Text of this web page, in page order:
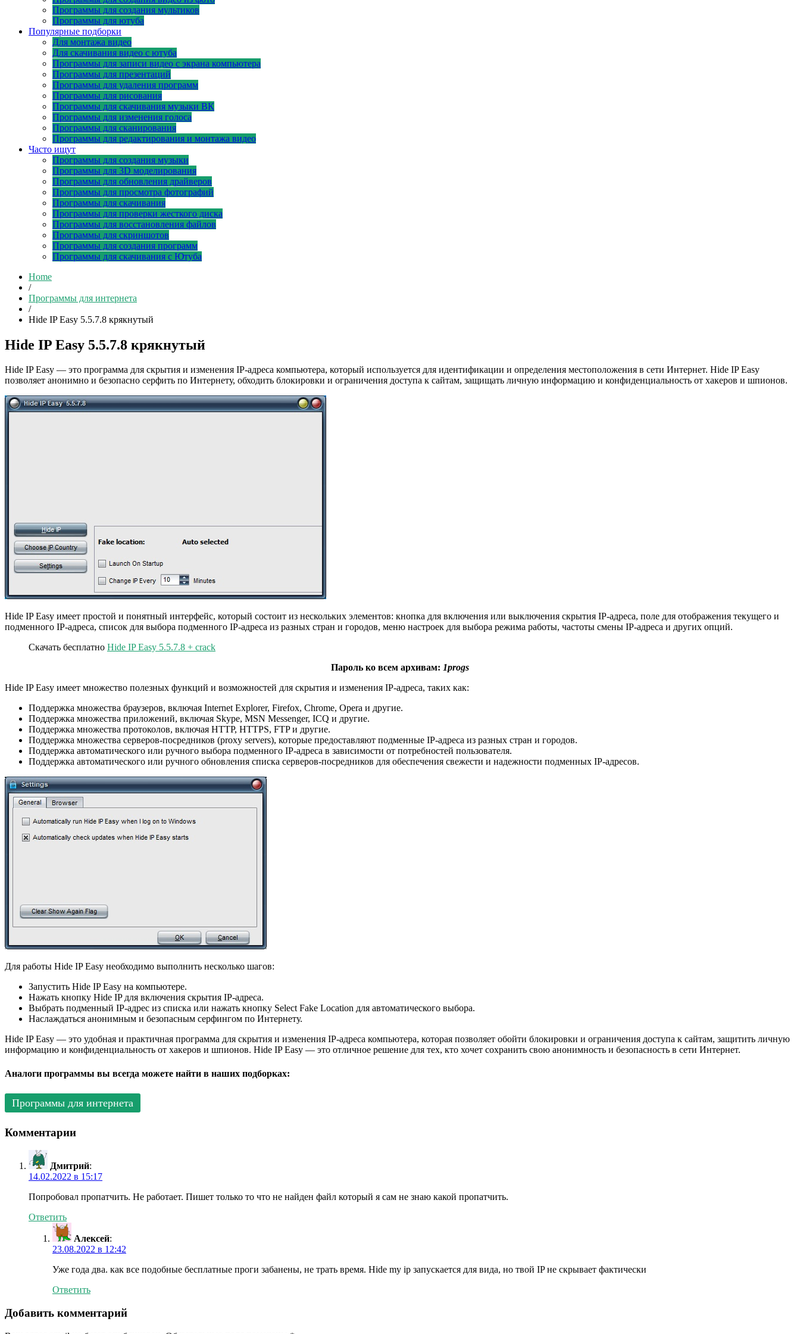
Программы для создания мультиков
Программы для ютуба
Популярные подборки
Для монтажа видео
Для скачивания видео с ютуба
Программы для записи видео с экрана компьютера
Программы для презентаций
Программы для удаления программ
Программы для рисования
Программы для скачивания музыки ВК
Программы для изменения голоса
Программы для сканирования
Программы для редактирования и монтажа видео
Часто ищут
Программы для создания музыки
Программы для 3D моделирования
Программы для обновления драйверов
Программы для просмотра фотографий
Программы для скачивания
Программы для проверки жесткого диска
Программы для восстановления файлов
Программы для скриншотов
Программы для создания программ
Программы для скачивания с Ютуба
Home
/
Программы для интернета
/
Hide IP Easy 5.5.7.8 крякнутый
Hide IP Easy 5.5.7.8 крякнутый
Hide IP Easy — это программа для скрытия и изменения IP-адреса компьютера, который используется для идентификации и определения местоположения в сети Интернет. Hide IP Easy
позволяет анонимно и безопасно серфить по Интернету, обходить блокировки и ограничения доступа к сайтам, защищать личную информацию и конфиденциальность от хакеров и шпионов.
Hide IP Easy имеет простой и понятный интерфейс, который состоит из нескольких элементов: кнопка для включения или выключения скрытия IP-адреса, поле для отображения текущего и
подменного IP-адреса, список для выбора подменного IP-адреса из разных стран и городов, меню настроек для выбора режима работы, частоты смены IP-адреса и других опций.
Скачать бесплатно Hide IP Easy 5.5.7.8 + crack
Пароль ко всем архивам: 1progs
Hide IP Easy имеет множество полезных функций и возможностей для скрытия и изменения IP-адреса, таких как:
Поддержка множества браузеров, включая Internet Explorer, Firefox, Chrome, Opera и другие.
Поддержка множества приложений, включая Skype, MSN Messenger, ICQ и другие.
Поддержка множества протоколов, включая HTTP, HTTPS, FTP и другие.
Поддержка множества серверов-посредников (proxy servers), которые предоставляют подменные IP-адреса из разных стран и городов.
Поддержка автоматического или ручного выбора подменного IP-адреса в зависимости от потребностей пользователя.
Поддержка автоматического или ручного обновления списка серверов-посредников для обеспечения свежести и надежности подменных IP-адресов.
Для работы Hide IP Easy необходимо выполнить несколько шагов:
Запустить Hide IP Easy на компьютере.
Нажать кнопку Hide IP для включения скрытия IP-адреса.
Выбрать подменный IP-адрес из списка или нажать кнопку Select Fake Location для автоматического выбора.
Наслаждаться анонимным и безопасным серфингом по Интернету.
Hide IP Easy — это удобная и практичная программа для скрытия и изменения IP-адреса компьютера, которая позволяет обойти блокировки и ограничения доступа к сайтам, защитить личную
информацию и конфиденциальность от хакеров и шпионов. Hide IP Easy — это отличное решение для тех, кто хочет сохранить свою анонимность и безопасность в сети Интернет.
Аналоги программы вы всегда можете найти в наших подборках:
Программы для интернета
Комментарии
Дмитрий:
14.02.2022 в 15:17
Попробовал пропатчить. Не работает. Пишет только то что не найден файл который я сам не знаю какой пропатчить.
Ответить
Алексей:
23.08.2022 в 12:42
Уже года два. как все подобные бесплатные проги забанены, не трать время. Hide my ip запускается для вида, но твой IP не скрывает фактически
Ответить
Добавить комментарий